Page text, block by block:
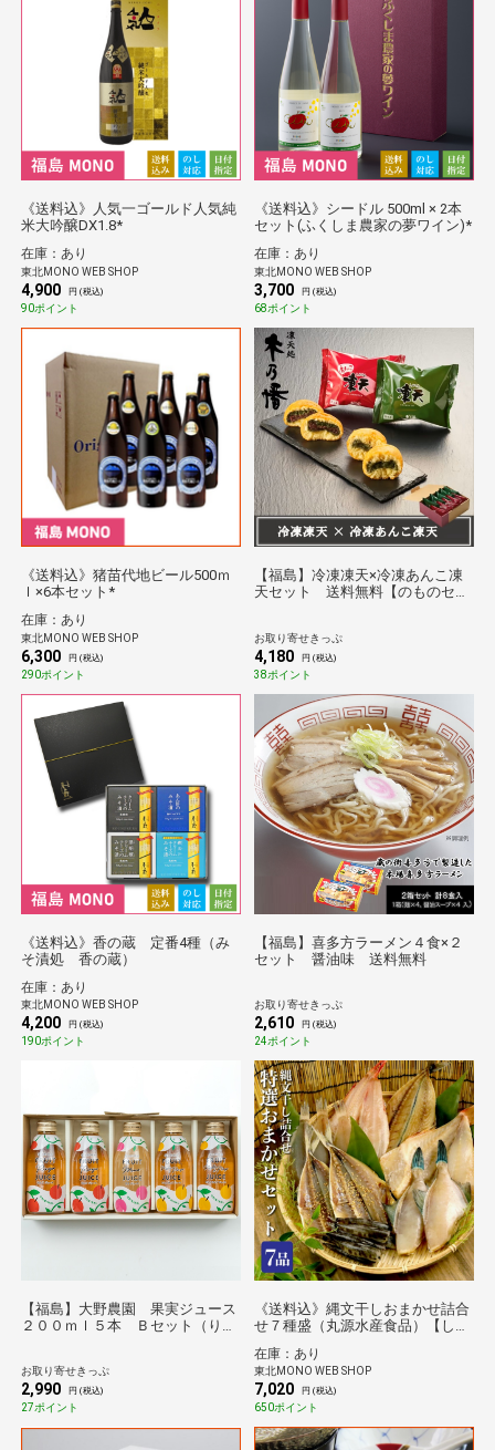
《送料込》人気一ゴールド人気純
米大吟醸DX1.8*
在庫：あり
東北MONO WEB SHOP
4,900 円 (税込)
90ポイント
《送料込》シードル 500ml × 2本
セット(ふくしま農家の夢ワイン)*
在庫：あり
東北MONO WEB SHOP
3,700 円 (税込)
68ポイント
《送料込》猪苗代地ビール500ｍ
ｌ×6本セット*
在庫：あり
東北MONO WEB SHOP
6,300 円 (税込)
290ポイント
【福島】冷凍凍天×冷凍あんこ凍
天セット 送料無料【のものセレ
お取り寄せきっぷ
4,180 円 (税込)
38ポイント
《送料込》香の蔵 定番4種（み
そ漬処 香の蔵）
在庫：あり
東北MONO WEB SHOP
4,200 円 (税込)
190ポイント
【福島】喜多方ラーメン４食×２
セット 醤油味 送料無料
お取り寄せきっぷ
2,610 円 (税込)
24ポイント
【福島】大野農園 果実ジュース
２００ｍｌ５本 Ｂセット（りん
ション】
お取り寄せきっぷ
2,990 円 (税込)
27ポイント
《送料込》縄文干しおまかせ詰合
せ７種盛（丸源水産食品）【しん
在庫：あり
東北MONO WEB SHOP
7,020 円 (税込)
650ポイント